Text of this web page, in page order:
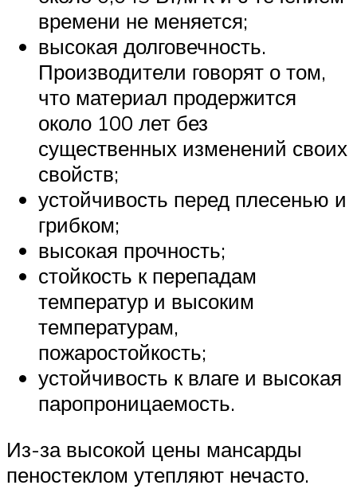
времени не меняется;
высокая долговечность.
Производители говорят о том,
что материал продержится
около 100 лет без
существенных изменений своих
свойств;
устойчивость перед плесенью и
грибком;
высокая прочность;
стойкость к перепадам
температур и высоким
температурам,
пожаростойкость;
устойчивость к влаге и высокая
паропроницаемость.
Из-за высокой цены мансарды
пеностеклом утепляют нечасто.